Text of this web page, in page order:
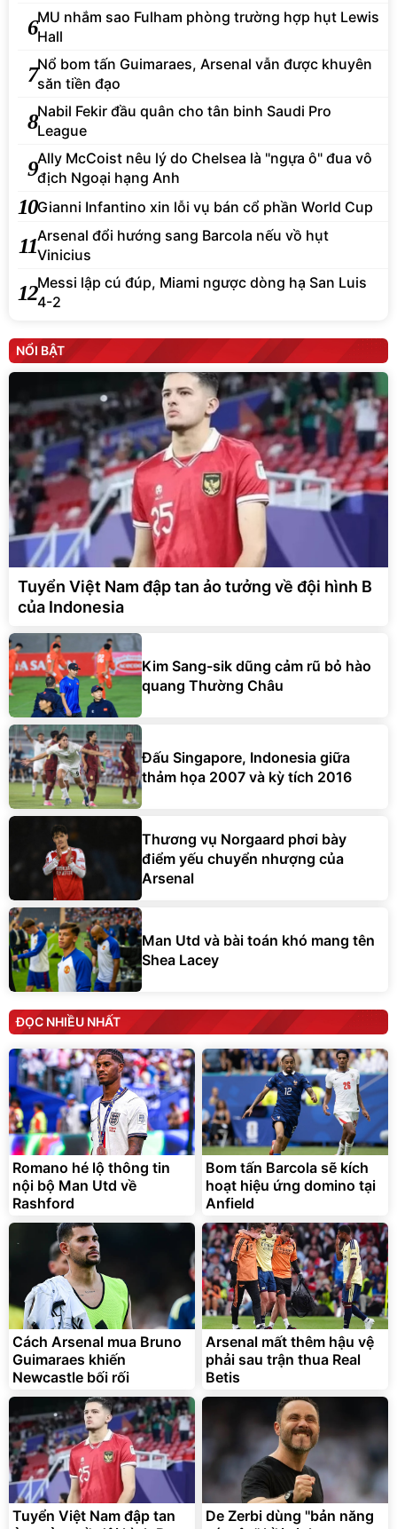
6MU nhắm sao Fulham phòng trường hợp hụt Lewis
Hall
7Nổ bom tấn Guimaraes, Arsenal vẫn được khuyên
săn tiền đạo
8Nabil Fekir đầu quân cho tân binh Saudi Pro
League
9Ally McCoist nêu lý do Chelsea là "ngựa ô" đua vô
địch Ngoại hạng Anh
10Gianni Infantino xin lỗi vụ bán cổ phần World Cup
11Arsenal đổi hướng sang Barcola nếu vồ hụt
Vinicius
12Messi lập cú đúp, Miami ngược dòng hạ San Luis
4-2
NỔI BẬT
Tuyển Việt Nam đập tan ảo tưởng về đội hình B
của Indonesia
Kim Sang-sik dũng cảm rũ bỏ hào
quang Thường Châu
Đấu Singapore, Indonesia giữa
thảm họa 2007 và kỳ tích 2016
Thương vụ Norgaard phơi bày
điểm yếu chuyển nhượng của
Arsenal
Man Utd và bài toán khó mang tên
Shea Lacey
ĐỌC NHIỀU NHẤT
Romano hé lộ thông tin
nội bộ Man Utd về
Rashford
Bom tấn Barcola sẽ kích
hoạt hiệu ứng domino tại
Anfield
Cách Arsenal mua Bruno
Guimaraes khiến
Newcastle bối rối
Arsenal mất thêm hậu vệ
phải sau trận thua Real
Betis
Tuyển Việt Nam đập tan
De Zerbi dùng ''bản năng